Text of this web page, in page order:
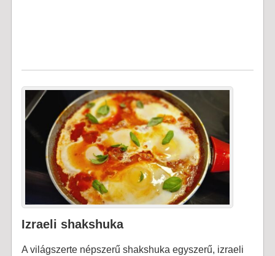
Izraeli shakshuka
A világszerte népszerű shakshuka egyszerű, izraeli